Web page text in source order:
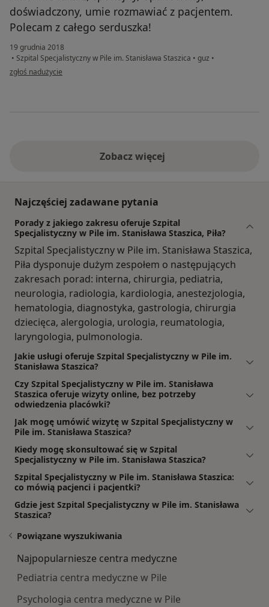
doświadczony, umie rozmawiać z pacjentem.
Polecam z całego serduszka!
19 grudnia 2018
• Szpital Specjalistyczny w Pile im. Stanisława Staszica • guz •
w opinii użytkownika murachmartyna.94
zgłoś nadużycie
Zobacz więcej
Najczęściej zadawane pytania
Porady z jakiego zakresu oferuje Szpital
Specjalistyczny w Pile im. Stanisława Staszica, Piła?
Szpital Specjalistyczny w Pile im. Stanisława Staszica,
Piła dysponuje dużym zespołem o następujących
zakresach porad: interna, chirurgia, pediatria,
neurologia, radiologia, kardiologia, anestezjologia,
hematologia, diagnostyka, gastrologia, chirurgia
dziecięca, alergologia, urologia, reumatologia,
laryngologia, pulmonologia.
Jakie usługi oferuje Szpital Specjalistyczny w Pile im.
Stanisława Staszica?
Czy Szpital Specjalistyczny w Pile im. Stanisława
Staszica oferuje wizyty online, bez potrzeby
odwiedzenia placówki?
Jak mogę umówić wizytę w Szpital Specjalistyczny w
Pile im. Stanisława Staszica?
Kiedy mogę skonsultować się w Szpital
Specjalistyczny w Pile im. Stanisława Staszica?
Szpital Specjalistyczny w Pile im. Stanisława Staszica:
co mówią pacjenci i pacjentki?
Gdzie jest Szpital Specjalistyczny w Pile im. Stanisława
Staszica?
Powiązane wyszukiwania
Najpopularniesze centra medyczne
Pediatria centra medyczne w Pile
Psychologia centra medyczne w Pile